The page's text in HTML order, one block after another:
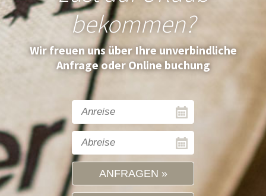
bekommen?
Wir freuen uns über Ihre unverbindliche
Anfrage oder Online buchung
ANFRAGEN